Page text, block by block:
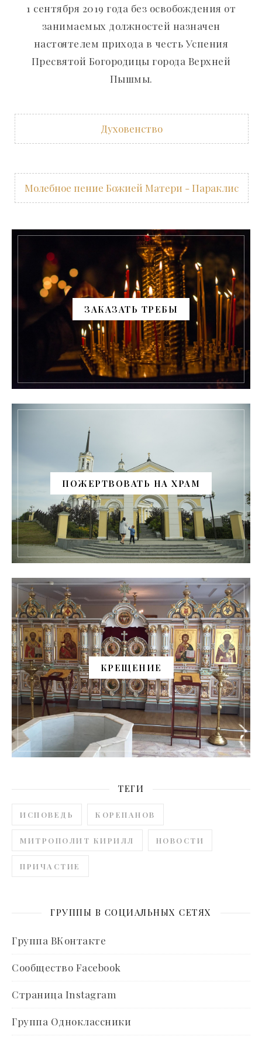
1 сентября 2019 года без освобождения от
занимаемых должностей назначен
настоятелем прихода в честь Успения
Пресвятой Богородицы города Верхней
Пышмы.
Духовенство
Молебное пение Божией Матери - Параклис
ЗАКАЗАТЬ ТРЕБЫ
ПОЖЕРТВОВАТЬ НА ХРАМ
КРЕЩЕНИЕ
ТЕГИ
ИСПОВЕДЬ КОРЕПАНОВ
МИТРОПОЛИТ КИРИЛЛ НОВОСТИ
ПРИЧАСТИЕ
ГРУППЫ В СОЦИАЛЬНЫХ СЕТЯХ
Группа ВКонтакте
Сообщество Facebook
Страница Instagram
Группа Одноклассники